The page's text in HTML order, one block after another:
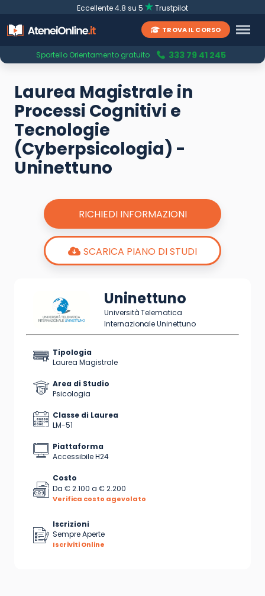
Eccellente 4.8 su 5 Trustpilot
TROVA IL CORSO
Sportello Orientamento gratuito 333 79 41 245
Laurea Magistrale in
Processi Cognitivi e
Tecnologie
(Cyberpsicologia) -
Uninettuno
RICHIEDI INFORMAZIONI
SCARICA PIANO DI STUDI
Uninettuno
Università Telematica
Internazionale Uninettuno
Tipologia
Laurea Magistrale
Area di Studio
Psicologia
Classe di Laurea
LM-51
Piattaforma
Accessibile H24
Costo
Da € 2.100 a € 2.200
Verifica costo agevolato
Iscrizioni
Sempre Aperte
Iscriviti Online